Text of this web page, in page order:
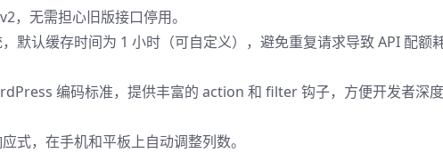
，无需担心旧版接口停用。
默认缓存时间为 1 小时（可自定义），避免重复请求导致 API 配额
编码标准，提供丰富的 action 和 filter 钩子，方便开发者深
式，在手机和平板上自动调整列数。